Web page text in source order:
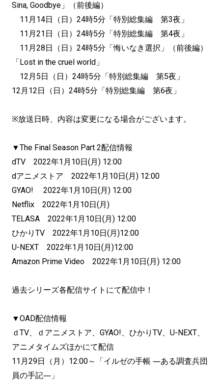
Sina, Goodbye」（前後編）
11月14日（日）24時5分「特別総集編 第3夜」
11月21日（日）24時5分「特別総集編 第4夜」
11月28日（日）24時5分「悔いなき選択」（前後編）
「Lost in the cruel world」
12月5日（日）24時5分「特別総集編 第5夜」
12月12日（日）24時5分「特別総集編 第6夜」
※放送日時、内容は変更になる場合がございます。
▼The Final Season Part 2配信情報
dTV 2022年1月10日(月) 12:00
dアニメストア 2022年1月10日(月) 12:00
GYAO! 2022年1月10日(月) 12:00
Netflix 2022年1月10日(月)
TELASA 2022年1月10日(月) 12:00
ひかりTV 2022年1月10日(月)12:00
U-NEXT 2022年1月10日(月)12:00
Amazon Prime Video 2022年1月10日(月) 12:00
過去シリーズ各配信サイトにて配信中！
▼OAD配信情報
ｄTV、ｄアニメストア、GYAO!、ひかりTV、U-NEXT、
アニメタイムズほかにて配信
11月29日（月）12:00～「イルゼの手帳 ―ある調査兵団
員の手記―」